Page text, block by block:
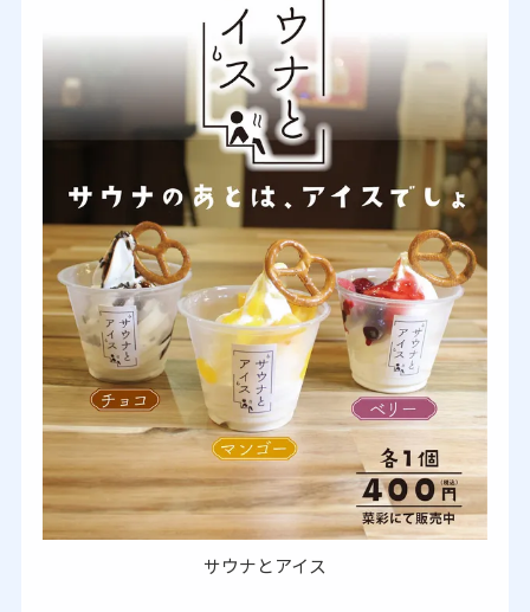
サウナとアイス